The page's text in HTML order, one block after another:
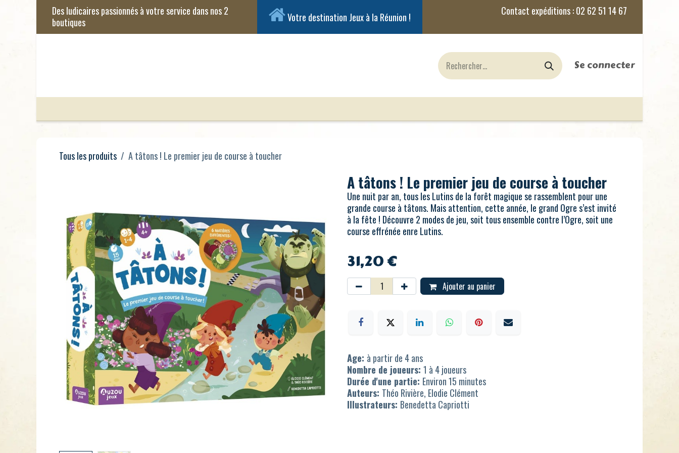
Se rendre au contenu
Votre destination Jeux à la Réunion !
Se connecter
Tous les produits A tâtons ! Le premier jeu de course à toucher
A tâtons ! Le premier jeu de course à toucher
Une nuit par an, tous les Lutins de la forêt magique se rassemblent pour une
grande course à tâtons. Mais attention, cette année, le grand Ogre s’est invité
à la fête ! Découvre 2 modes de jeu, soit tous ensemble contre l’Ogre, soit une
course effrénée enre Lutins.
31,20€
Ajouter au panier
Age: à partir de 4 ans
Nombre de joueurs: 1 à 4 joueurs
Durée d'une partie: Environ 15 minutes
Auteurs: Théo Rivière, Elodie Clément
Illustrateurs: Benedetta Capriotti